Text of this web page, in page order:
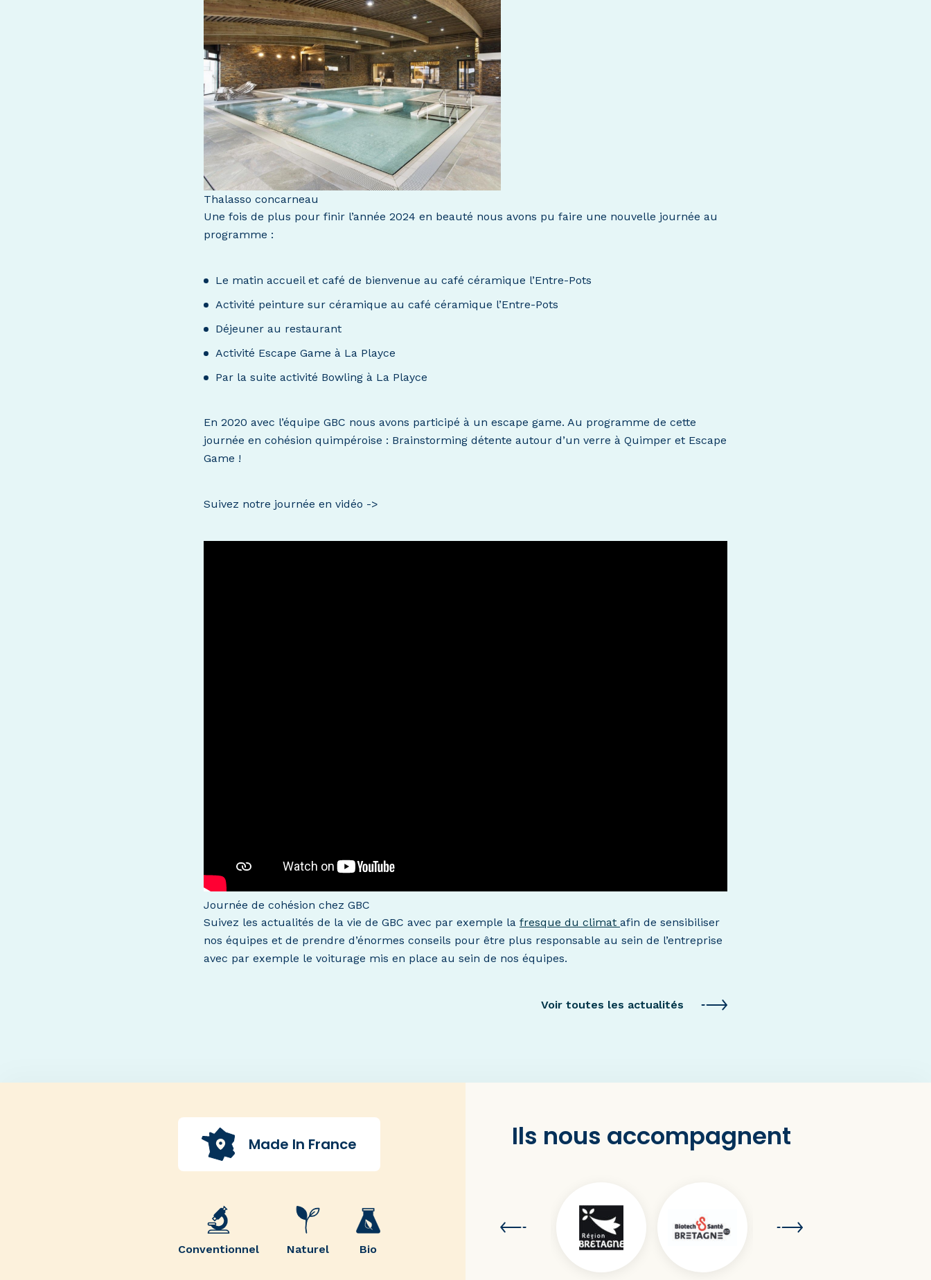
Thalasso concarneau
Une fois de plus pour finir l’année 2024 en beauté nous avons pu faire une nouvelle journée au
programme :
Le matin accueil et café de bienvenue au café céramique l’Entre-Pots
Activité peinture sur céramique au café céramique l’Entre-Pots
Déjeuner au restaurant
Activité Escape Game à La Playce
Par la suite activité Bowling à La Playce
En 2020 avec l’équipe GBC nous avons participé à un escape game. Au programme de cette
journée en cohésion quimpéroise : Brainstorming détente autour d’un verre à Quimper et Escape
Game !
Suivez notre journée en vidéo ->
Journée de cohésion chez GBC
Suivez les actualités de la vie de GBC avec par exemple la fresque du climat afin de sensibiliser
nos équipes et de prendre d’énormes conseils pour être plus responsable au sein de l’entreprise
avec par exemple le voiturage mis en place au sein de nos équipes.
Voir toutes les actualités
Made In France
Conventionnel Naturel Bio
Ils nous accompagnent